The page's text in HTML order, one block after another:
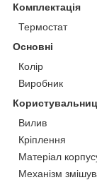
Комплектація
Термостат
Основні
Колір
Виробник
Вилив
Кріплення
Матеріал
Механізм